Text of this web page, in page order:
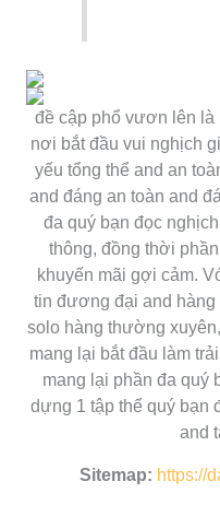
đề cập phổ vươn lên là
nơi bắt đầu vui nghịch
yếu tổng thể and an
and đáng an toàn and
đa quý bạn đọc
thông, đồng thời
khuyến mãi gợi cảm.
tin đương đại and
solo hàng thường
mang lại bắt đầu làm
mang lại phần đa quý
dựng 1 tập thể quý bạn
and
Sitemap: https://